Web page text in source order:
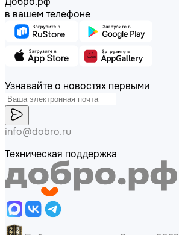
в вашем телефоне
Узнавайте о новостях первыми
info@dobro.ru
Техническая поддержка